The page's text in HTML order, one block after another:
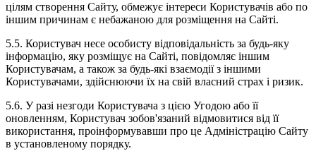
цілям створення Сайту, обмежує інтереси Користувачів або по
іншим причинам є небажаною для розміщення на Сайті.
5.5. Користувач несе особисту відповідальність за будь-яку
інформацію, яку розміщує на Сайті, повідомляє іншим
Користувачам, а також за будь-які взаємодії з іншими
Користувачами, здійснюючи їх на свій власний страх і ризик.
5.6. У разі незгоди Користувача з цією Угодою або її
оновленням, Користувач зобов'язаний відмовитися від її
використання, проінформувавши про це Адміністрацію Сайту
в установленому порядку.